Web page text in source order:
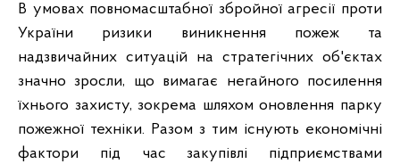
В умовах повномасштабної збройної агресії проти
України ризики виникнення пожеж та
надзвичайних ситуацій на стратегічних об'єктах
значно зросли, що вимагає негайного посилення
їхнього захисту, зокрема шляхом оновлення парку
пожежної техніки. Разом з тим існують економічні
фактори під час закупівлі підприємствами